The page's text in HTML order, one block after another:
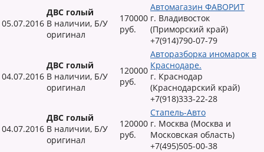
05.07.2016
ДВС голый
В наличии, Б/У
оригинал
170000
руб.
Автомагазин ФАВОРИТ
г. Владивосток
(Приморский край)
+7(914)790-07-79
04.07.2016
ДВС голый
В наличии, Б/У
оригинал
120000
руб.
Авторазборка иномарок в
Краснодаре.
г. Краснодар
(Краснодарский край)
+7(918)333-22-28
04.07.2016
ДВС голый
В наличии, Б/У
оригинал
120000
руб.
Стапель-Авто
г. Москва (Москва и
Московская область)
+7(495)505-00-38